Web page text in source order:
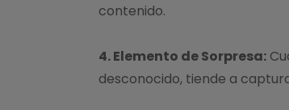
contenido.
4. Elemento de Sorpresa:
desconocido, tiende a